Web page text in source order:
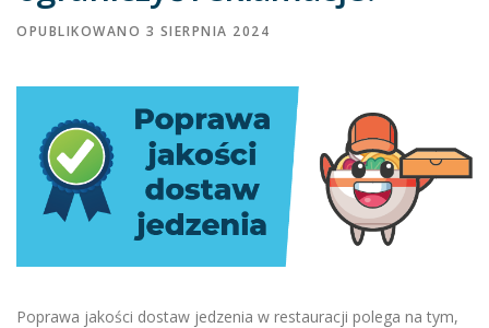
OPUBLIKOWANO 3 SIERPNIA 2024
Poprawa jakości dostaw jedzenia w restauracji polega na tym,